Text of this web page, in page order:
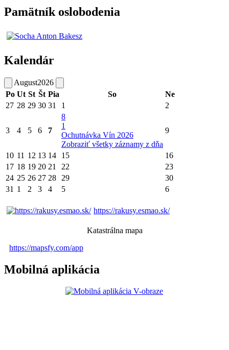
Pamätník oslobodenia
Kalendár
August2026
Po Ut St Št Pia So
Ne
27 28 29 30 31 1 2
3 4 5 6 7
8
1
Ochutnávka Vín 2026
Zobraziť všetky záznamy z dňa
9
10 11 12 13 14 15
16
17 18 19 20 21 22
23
24 25 26 27 28 29
30
31 1 2 3 4 5 6
https://rakusy.esmao.sk/
Katastrálna mapa
https://mapsfy.com/app
Mobilná aplikácia